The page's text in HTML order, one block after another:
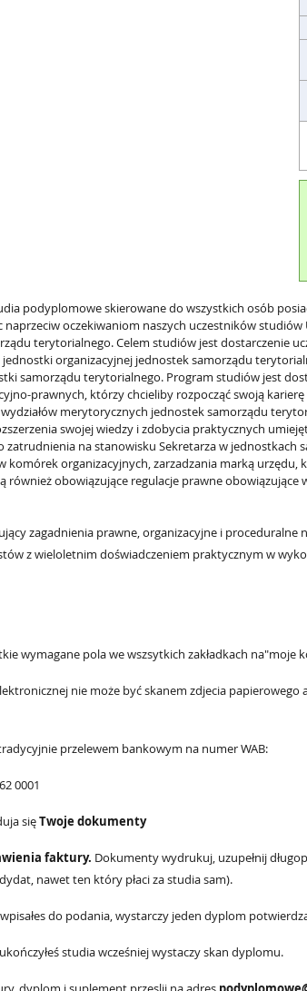
podyplomowe skierowane do wszystkich osób
oczekiwaniom naszych uczestników
terytorialnego. Celem studiów jest dostarczenie
organizacyjnej jednostek samorządu
samorządu terytorialnego. Program studiów jest
prawnych, którzy chcieliby rozpocząć swoją
merytorycznych jednostek samorządu
swojej wiedzy i zdobycia praktycznych
na stanowisku Sekretarza w
komórek organizacyjnych, zarzadzania marką
obowiązujące regulacje prawne
zagadnienia prawne, organizacyjne i
z wieloletnim doświadczeniem praktycznym w
wymagane pola we wszsytkich zakładkach na"moje
nie może być skanem zdjecia
przelewem bankowym na numer WAB:
0001
sięTwoje dokumenty
faktury. Dokumenty wydrukuj, uzupełnij
nawet ten który płaci za studia sam).
do podania, wystarczy jeden dyplom
studia wcześniej wystaczy skan dyplomu.